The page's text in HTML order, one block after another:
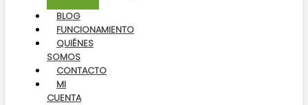
BLOG
FUNCIONAMIENTO
QUIÉNES
SOMOS
CONTACTO
MI
CUENTA